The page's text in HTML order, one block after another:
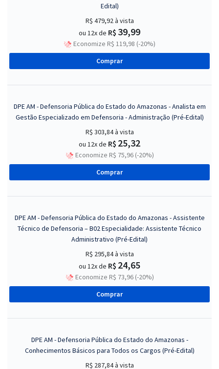
Edital)
R$ 479,92 à vista
ou 12x de R$ 39,99
Economize R$ 119,98 (-20%)
Comprar
DPE AM - Defensoria Pública do Estado do Amazonas - Analista em
Gestão Especializado em Defensoria - Administração (Pré-Edital)
R$ 303,84à vista
ou 12x de R$ 25,32
Economize R$ 75,96 (-20%)
Comprar
DPE AM - Defensoria Pública do Estado do Amazonas - Assistente
Técnico de Defensoria – B02 Especialidade: Assistente Técnico
Administrativo (Pré-Edital)
R$ 295,84à vista
ou 12x de R$ 24,65
Economize R$ 73,96 (-20%)
Comprar
DPE AM - Defensoria Pública do Estado do Amazonas -
Conhecimentos Básicos para Todos os Cargos (Pré-Edital)
R$ 287,84à vista